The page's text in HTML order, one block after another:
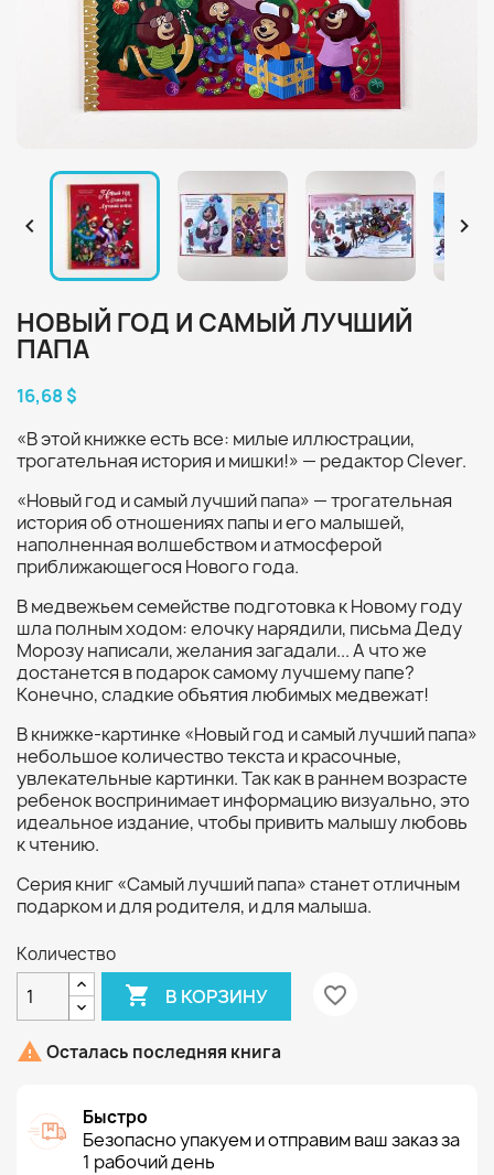
 
НОВЫЙ ГОД И САМЫЙ ЛУЧШИЙ
ПАПА
16,68 $
«В этой книжке есть все: милые иллюстрации,
трогательная история и мишки!» — редактор Clever.
«Новый год и самый лучший папа» — трогательная
история об отношениях папы и его малышей,
наполненная волшебством и атмосферой
приближающегося Нового года.
В медвежьем семействе подготовка к Новому году
шла полным ходом: елочку нарядили, письма Деду
Морозу написали, желания загадали... А что же
достанется в подарок самому лучшему папе?
Конечно, сладкие объятия любимых медвежат!
В книжке-картинке «Новый год и самый лучший папа»
небольшое количество текста и красочные,
увлекательные картинки. Так как в раннем возрасте
ребенок воспринимает информацию визуально, это
идеальное издание, чтобы привить малышу любовь
к чтению.
Серия книг «Самый лучший папа» станет отличным
подарком и для родителя, и для малыша.
Количество
 В КОРЗИНУ favorite_border
 Осталась последняя книга
Быстро
Безопасно упакуем и отправим ваш заказ за
1 рабочий день